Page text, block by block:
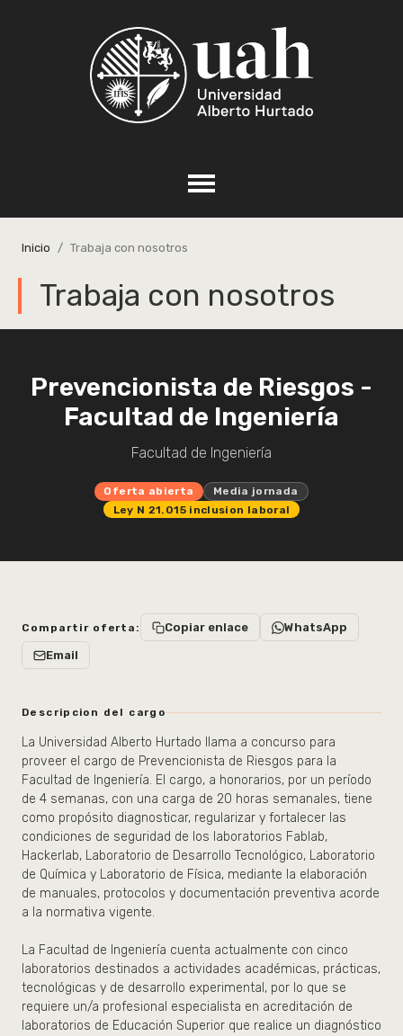
Inicio Trabaja con nosotros
Trabaja con nosotros
Prevencionista de Riesgos -
Facultad de Ingeniería
Facultad de Ingeniería
Oferta abierta
Media jornada
Ley N 21.015 inclusion laboral
Compartir oferta: Copiar enlace WhatsApp
Email
Descripcion del cargo
La Universidad Alberto Hurtado llama a concurso para
proveer el cargo de Prevencionista de Riesgos para la
Facultad de Ingeniería. El cargo, a honorarios, por un período
de 4 semanas, con una carga de 20 horas semanales, tiene
como propósito diagnosticar, regularizar y fortalecer las
condiciones de seguridad de los laboratorios Fablab,
Hackerlab, Laboratorio de Desarrollo Tecnológico, Laboratorio
de Química y Laboratorio de Física, mediante la elaboración
de manuales, protocolos y documentación preventiva acorde
a la normativa vigente.
La Facultad de Ingeniería cuenta actualmente con cinco
laboratorios destinados a actividades académicas, prácticas,
tecnológicas y de desarrollo experimental, por lo que se
requiere un/a profesional especialista en acreditación de
laboratorios de Educación Superior que realice un diagnóstico